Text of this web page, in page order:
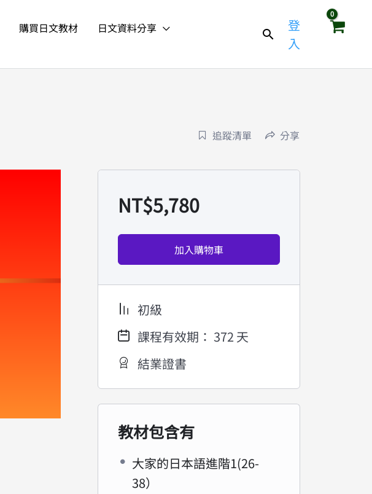
購買日文教材
日文資料分享
登
入
追蹤清單 分享
NT$5,780
加入購物車
初級
課程有效期： 372 天
結業證書
教材包含有
大家的日本語進階1(26-
38）